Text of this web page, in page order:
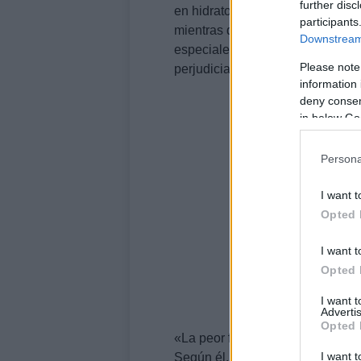
further
Please
information
deny
in below
I want
Opted
I want
Opted
I want
Opted
I want
en hidratos de carbono. Café
mientras que alimentos como
especiales. Sánchez señala
perjudiciales para la salud.
«La peor forma de desayunar,
Según él, estos desayunos no